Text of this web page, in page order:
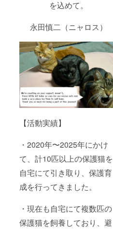
を込めて。
永田慎二（ニャロス）
【活動実績】
・2020年〜2025年にかけ
て、計10匹以上の保護猫を
自宅にて引き取り、保護育
成を行ってきました。
・現在も自宅にて複数匹の
保護猫を飼養しており、避